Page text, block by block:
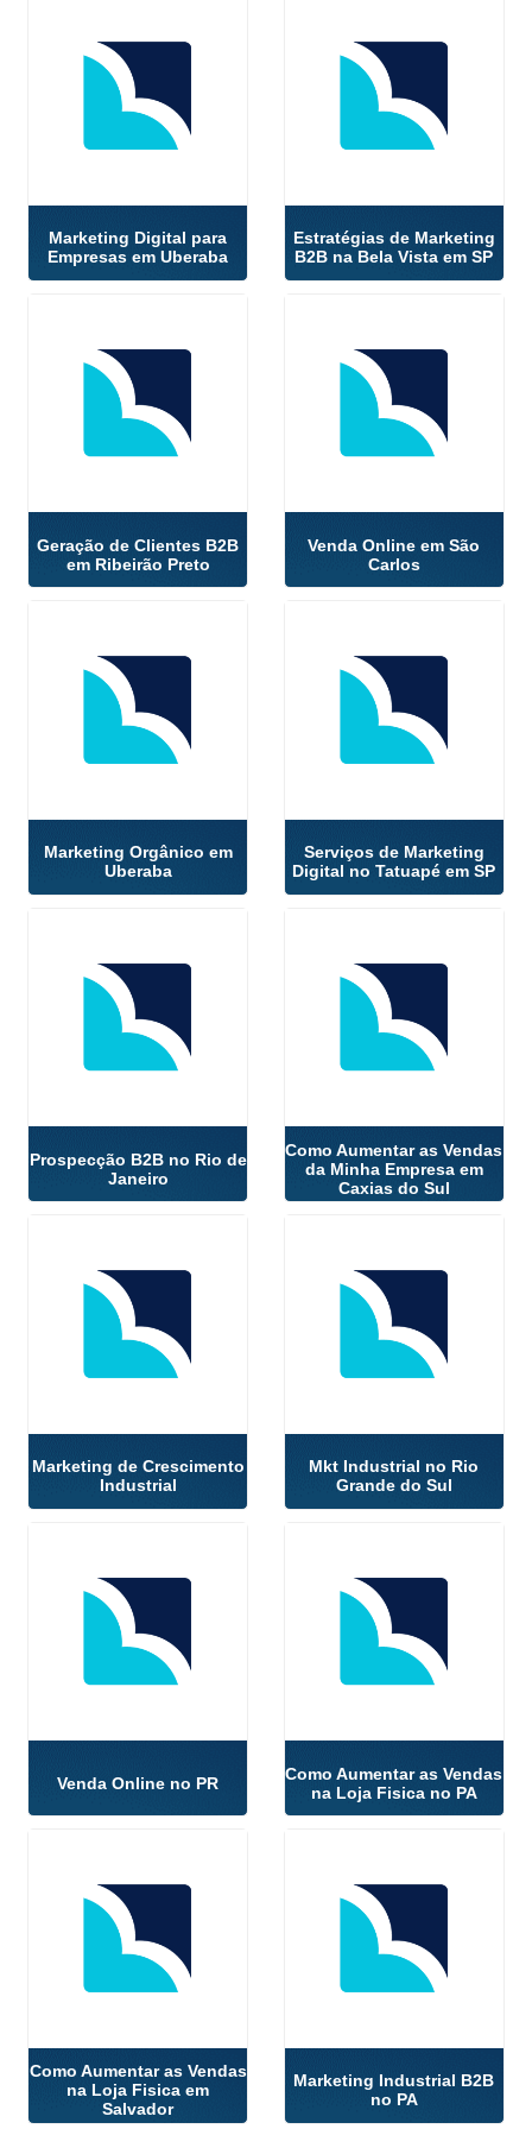
Marketing Digital para
Empresas em Uberaba
Estratégias de Marketing
B2B na Bela Vista em SP
Geração de Clientes B2B
em Ribeirão Preto
Venda Online em São
Carlos
Marketing Orgânico em
Uberaba
Serviços de Marketing
Digital no Tatuapé em SP
Prospecção B2B no Rio de
Janeiro
Como Aumentar as Vendas
da Minha Empresa em
Caxias do Sul
Marketing de Crescimento
Industrial
Mkt Industrial no Rio
Grande do Sul
Venda Online no PR
Como Aumentar as Vendas
na Loja Fisica no PA
Como Aumentar as Vendas
na Loja Fisica em
Salvador
Marketing Industrial B2B
no PA